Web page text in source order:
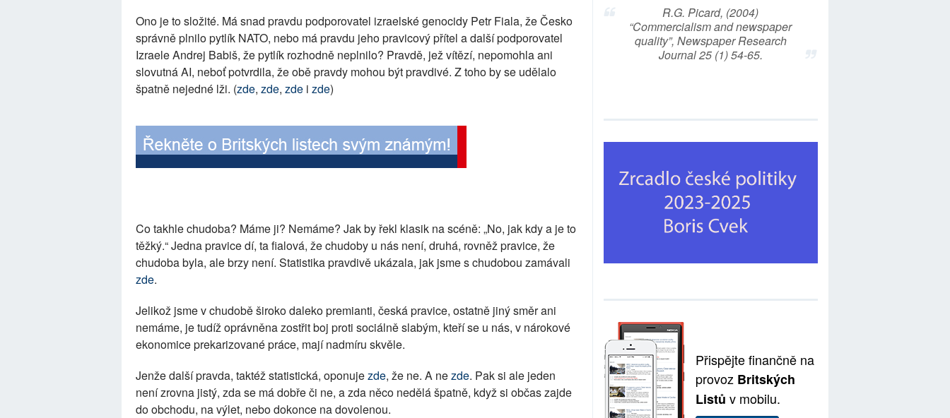
Ono je to složité. Má snad pravdu podporovatel izraelské genocidy Petr Fiala, že Česko
správně plnilo pytlík NATO, nebo má pravdu jeho pravicový přítel a další podporovatel
Izraele Andrej Babiš, že pytlík rozhodně neplnilo? Pravdě, jež vítězí, nepomohla ani
slovutná AI, neboť potvrdila, že obě pravdy mohou být pravdivé. Z toho by se udělalo
špatně nejedné lži. (zde, zde, zde i zde)
Co takhle chudoba? Máme ji? Nemáme? Jak by řekl klasik na scéně: „No, jak kdy a je to
těžký.“ Jedna pravice dí, ta fialová, že chudoby u nás není, druhá, rovněž pravice, že
chudoba byla, ale brzy není. Statistika pravdivě ukázala, jak jsme s chudobou zamávali
zde.
Jelikož jsme v chudobě široko daleko premianti, česká pravice, ostatně jiný směr ani
nemáme, je tudíž oprávněna zostřit boj proti sociálně slabým, kteří se u nás, v nárokové
ekonomice prekarizované práce, mají nadmíru skvěle.
Jenže další pravda, taktéž statistická, oponujezde, že ne. A nezde. Pak si ale jeden
není zrovna jistý, zda se má dobře či ne, a zda něco nedělá špatně, když si občas zajde
do obchodu, na výlet, nebo dokonce na dovolenou.
R.G. Picard, (2004)
“Commercialism and newspaper
quality”, Newspaper Research
Journal 25 (1) 54-65.
Přispějte finančně na
provoz Britských
Listů v mobilu.